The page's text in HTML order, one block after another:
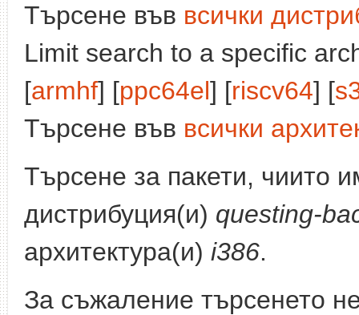
Търсене във всички
Limit search to a specific
[armhf] [ppc64el] [riscv64] [
Търсене във всички
Търсене за пакети, чиито
дистрибуция(и) questing-
архитектура(и) i386.
За съжаление търсенето